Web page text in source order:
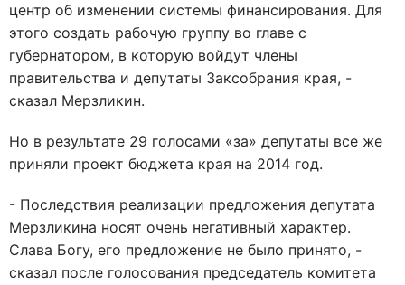
центр об изменении системы финансирования. Для
этого создать рабочую группу во главе с
губернатором, в которую войдут члены
правительства и депутаты Заксобрания края, -
сказал Мерзликин.
Но в результате 29 голосами «за» депутаты все же
приняли проект бюджета края на 2014 год.
- Последствия реализации предложения депутата
Мерзликина носят очень негативный характер.
Слава Богу, его предложение не было принято, -
сказал после голосования председатель комитета